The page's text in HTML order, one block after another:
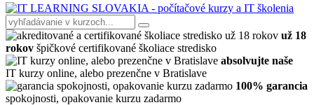
už 18
rokov špičkové certifikované školiace stredisko
absolvujte naše
IT kurzy online, alebo prezenčne v Bratislave
100% garancia
spokojnosti, opakovanie kurzu zadarmo